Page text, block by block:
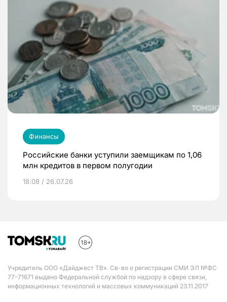
Финансы
Российские банки уступили заемщикам по 1,06
млн кредитов в первом полугодии
18:08 / 26.07.26
Учредитель ООО «Дайджест ТВ». Св-во о регистрации СМИ ЭЛ №ФС
77-71671 выдано Федеральной службой по надзору в сфере связи,
информационных технологий и массовых коммуникаций 23.11.2017